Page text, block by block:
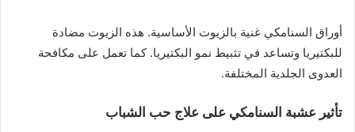
أوراق السنامكي غنية بالزيوت الأساسية. هذه الزيوت مضادة
للبكتيريا وتساعد في تثبيط نمو البكتيريا. كما تعمل على مكافحة
العدوى الجلدية المختلفة.
تأثير عشبة السنامكي على علاج حب الشباب